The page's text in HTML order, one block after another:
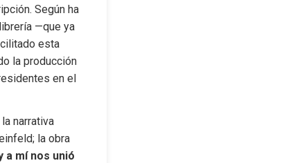
Según ha
—que ya
esta
la producción
en el
narrativa
la obra
a mí nos unió